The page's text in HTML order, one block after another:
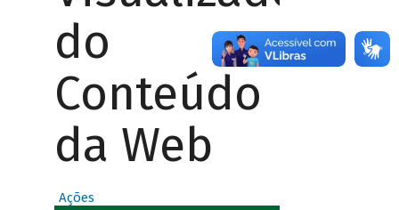
do
Conteúdo
da Web
Ações